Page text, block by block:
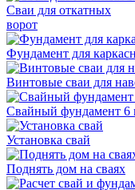
Сваи для откатных
ворот
Фундамент для
Винтовые сваи для
Свайный фундамент 6
Установка свай
Поднять дом на сваях